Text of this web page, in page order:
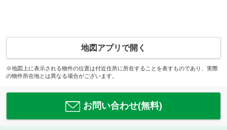
地図アプリで開く
※地図上に表示される物件の位置は付近住所に所在することを表すものであり、実際
の物件所在地とは異なる場合がございます。
お問い合わせ(無料)